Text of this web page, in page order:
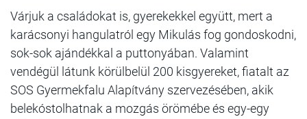
Várjuk a családokat is, gyerekekkel együtt, mert a
karácsonyi hangulatról egy Mikulás fog gondoskodni,
sok-sok ajándékkal a puttonyában. Valamint
vendégül látunk körülbelül 200 kisgyereket, fiatalt az
SOS Gyermekfalu Alapítvány szervezésében, akik
belekóstolhatnak a mozgás örömébe és egy-egy